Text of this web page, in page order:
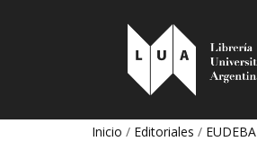
Inicio / Editoriales / EUDEBA